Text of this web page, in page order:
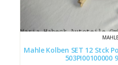
MAHLE
Mahle Kolben SET 12 Stck Porsche 997 3,8 Carrera 4S
503PI00100000